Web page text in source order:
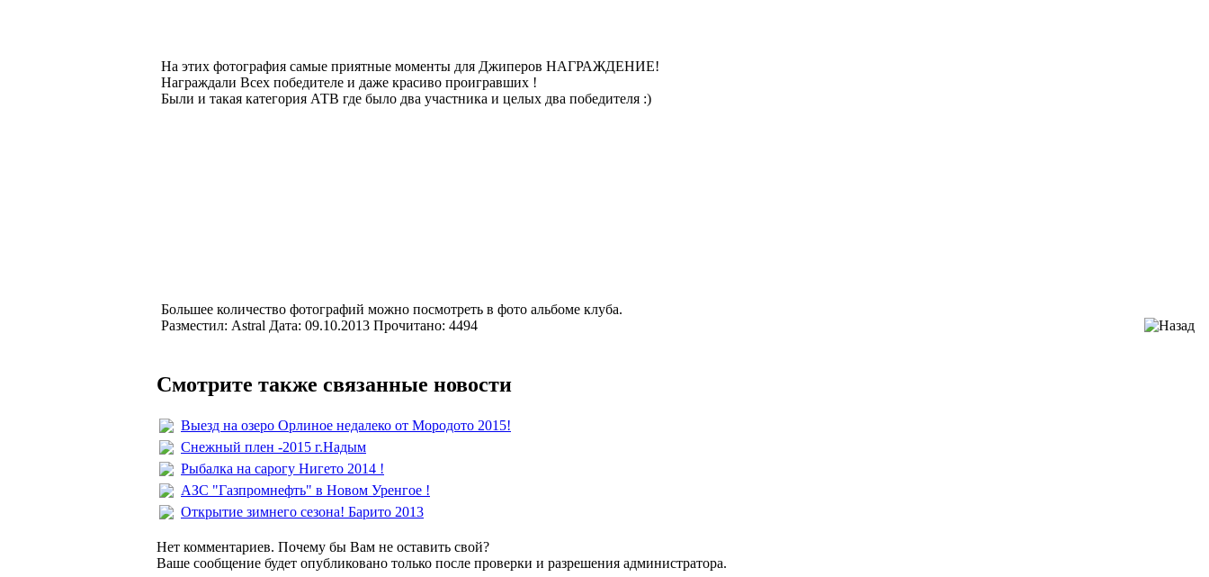
На этих фотография самые приятные моменты для Джиперов НАГРАЖДЕНИЕ!
Награждали Всех победителе и даже красиво проигравших !
Были и такая категория АТВ где было два участника и целых два победителя :)
Большее количество фотографий можно посмотреть в фото альбоме клуба.
Разместил: Astral Дата: 09.10.2013 Прочитано: 4494
Смотрите также связанные новости
Выезд на озеро Орлиное недалеко от Мородото 2015!
Снежный плен -2015 г.Надым
Рыбалка на сарогу Нигето 2014 !
АЗС "Газпромнефть" в Новом Уренгое !
Открытие зимнего сезона! Барито 2013
Нет комментариев. Почему бы Вам не оставить свой?
Ваше сообщение будет опубликовано только после проверки и разрешения администратора.